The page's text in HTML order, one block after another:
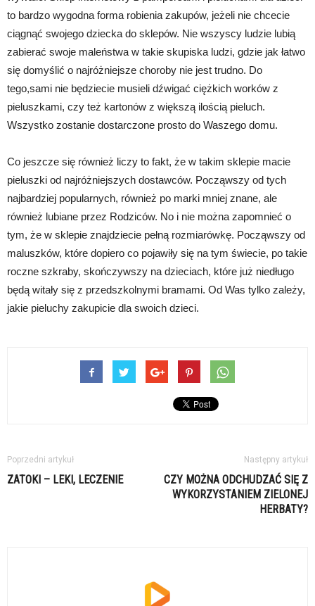
to bardzo wygodna forma robienia zakupów, jeżeli nie chcecie
ciągnąć swojego dziecka do sklepów. Nie wszyscy ludzie lubią
zabierać swoje maleństwa w takie skupiska ludzi, gdzie jak łatwo
się domyślić o najróżniejsze choroby nie jest trudno. Do
tego,sami nie będziecie musieli dźwigać ciężkich worków z
pieluszkami, czy też kartonów z większą ilością pieluch.
Wszystko zostanie dostarczone prosto do Waszego domu.
Co jeszcze się również liczy to fakt, że w takim sklepie macie
pieluszki od najróżniejszych dostawców. Począwszy od tych
najbardziej popularnych, również po marki mniej znane, ale
również lubiane przez Rodziców. No i nie można zapomnieć o
tym, że w sklepie znajdziecie pełną rozmiarówkę. Począwszy od
maluszków, które dopiero co pojawiły się na tym świecie, po takie
roczne szkraby, skończywszy na dzieciach, które już niedługo
będą witały się z przedszkolnymi bramami. Od Was tylko zależy,
jakie pieluchy zakupicie dla swoich dzieci.
Poprzedni artykuł
ZATOKI – LEKI, LECZENIE
Następny artykuł
CZY MOŻNA ODCHUDZAĆ SIĘ Z
WYKORZYSTANIEM ZIELONEJ
HERBATY?